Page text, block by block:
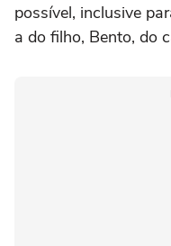
possível, inclusive
a do filho, Bento, do